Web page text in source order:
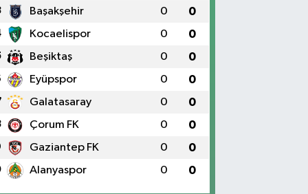
Başakşehir 0 0
Kocaelispor 0 0
Beşiktaş 0 0
Eyüpspor 0 0
Galatasaray 0 0
Çorum FK 0 0
Gaziantep FK 0 0
Alanyaspor 0 0